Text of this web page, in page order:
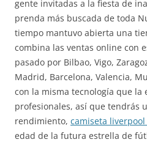
gente invitadas a la fiesta de
prenda más buscada de toda
tiempo mantuvo abierta una
combina las ventas online con
pasado por Bilbao, Vigo,
Madrid, Barcelona, Valencia,
con la misma tecnología que la
profesionales, así que tendrás
rendimiento, camiseta liverpool
edad de la futura estrella de